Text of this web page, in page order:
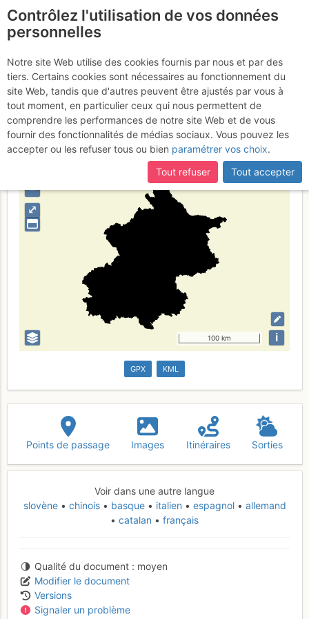
Beijing
Type de région limite administrative
⤢
–
100 km i
GPX KML
Points de passage Images Itinéraires Sorties
Voir dans une autre langue
slovène
chinois basque italien espagnol
allemand
catalan
français
Qualité du document
moyen
Modifier le document
Versions
Signaler un problème
Contrôlez l'utilisation de vos données
personnelles
Notre site Web utilise des cookies fournis par nous et par des
tiers. Certains cookies sont nécessaires au fonctionnement du
site Web, tandis que d'autres peuvent être ajustés par vous à
tout moment, en particulier ceux qui nous permettent de
comprendre les performances de notre site Web et de vous
fournir des fonctionnalités de médias sociaux. Vous pouvez les
accepter ou les refuser tous ou bien paramétrer vos choix.
Tout refuser
Tout accepter